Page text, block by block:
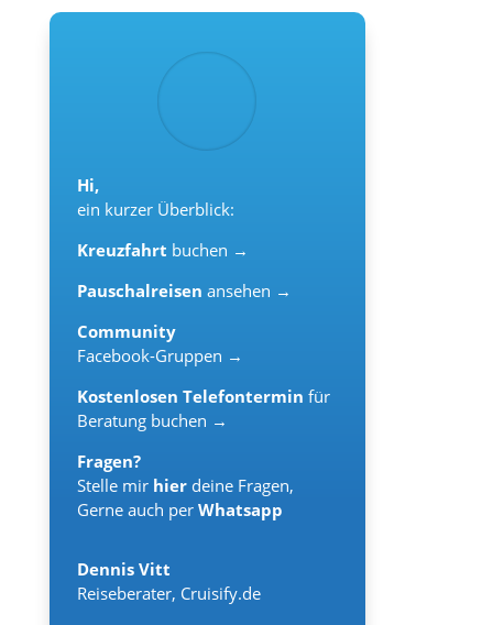
Hi,
ein kurzer Überblick:
Kreuzfahrt buchen →
Pauschalreisen ansehen →
Community
Facebook-Gruppen →
Kostenlosen Telefontermin für
Beratung buchen →
Fragen?
Stelle mir hier deine Fragen,
Gerne auch per Whatsapp
Dennis Vitt
Reiseberater, Cruisify.de